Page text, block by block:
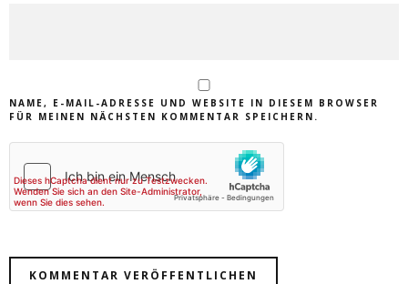
NAME, E-MAIL-ADRESSE UND WEBSITE IN DIESEM BROWSER
FÜR MEINEN NÄCHSTEN KOMMENTAR SPEICHERN.